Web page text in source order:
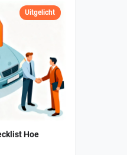
Uitgelicht
Hoe